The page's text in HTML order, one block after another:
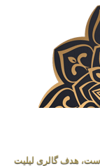
هدف گالری لیلیت